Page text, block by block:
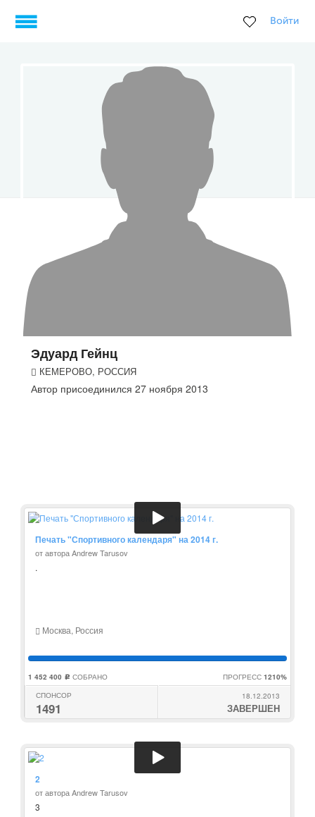
Войти
Эдуард Гейнц
КЕМЕРОВО, РОССИЯ
Автор присоединился 27 ноября 2013
Печать "Спортивного календаря" на 2014 г.
от автора Andrew Tarusov
.
Москва, Россия
1 452 400 c СОБРАНО ПРОГРЕСС 1210%
СПОНСОР
1491
18.12.2013
ЗАВЕРШЕН
2
от автора Andrew Tarusov
3